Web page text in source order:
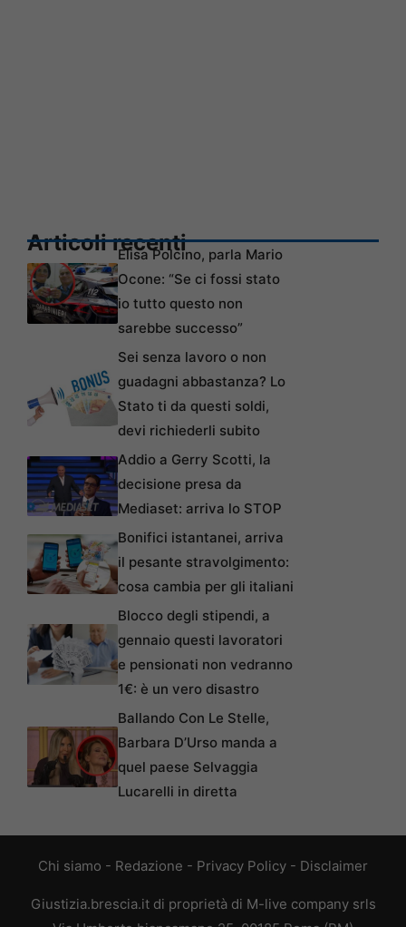
Articoli recentiElisa Polcino, parla Mario
Ocone: “Se ci fossi stato
io tutto questo non
sarebbe successo”
Sei senza lavoro o non
guadagni abbastanza? Lo
Stato ti da questi soldi,
devi richiederli subito
Addio a Gerry Scotti, la
decisione presa da
Mediaset: arriva lo STOP
Bonifici istantanei, arriva
il pesante stravolgimento:
cosa cambia per gli italiani
Blocco degli stipendi, a
gennaio questi lavoratori
e pensionati non vedranno
1€: è un vero disastro
Ballando Con Le Stelle,
Barbara D’Urso manda a
quel paese Selvaggia
Lucarelli in diretta
Chi siamo - Redazione - Privacy Policy - Disclaimer
Giustizia.brescia.it di proprietà di M-live company srls